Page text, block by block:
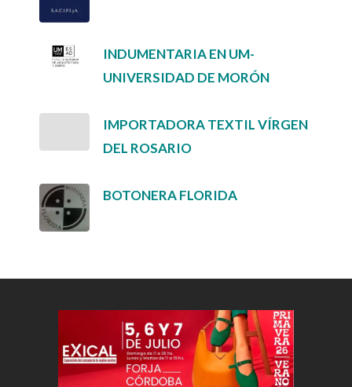
INDUMENTARIA EN UM-
UNIVERSIDAD DE MORÓN
IMPORTADORA TEXTIL VÍRGEN
DEL ROSARIO
BOTONERA FLORIDA